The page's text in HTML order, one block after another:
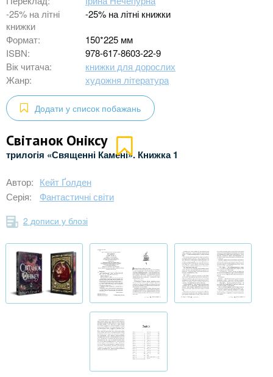
-25% на літні
книжки
-25% на літні книжки
Формат:
150*225 мм
ISBN:
978-617-8603-22-9
Вік читача:
книжки для дорослих
Жанр:
художня література
Додати у список побажань
Світанок Оніксу
трилогія «Священні Камені». Книжка 1
Автор: Кейт Ґолден
Серія:
Фантастичні світи
2 дописи у блозі